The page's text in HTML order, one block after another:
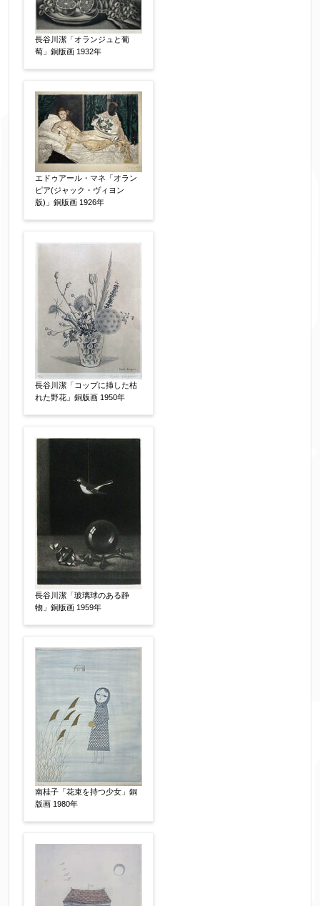
作品の画題 【任意】
作品の技法 【任意】
日本画
油彩画
素描
立体
その他
絵の画面サイズ
体裁
【任意】
額装
軸装
その他
サイン等の有無
サイン有(自筆)
鑑定証書付
【任意】
売却希望時期 【任意】
すぐに売りたい
その他
他社様の査定価格
査定額：
※他社様からご提示された査定額がございました
作品コンディション
長谷川潔「オランジュと葡
萄」銅版画 1932年
エドゥアール・マネ「オラン
ピア(ジャック・ヴィヨン
版)」銅版画 1926年
長谷川潔「コップに挿した枯
れた野花」銅版画 1950年
長谷川潔「玻璃球のある静
物」銅版画 1959年
南桂子「花束を持つ少女」銅
版画 1980年